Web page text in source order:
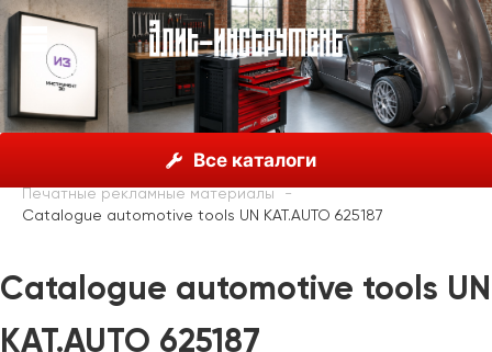
Все каталоги
Unior, Словения
Рекламные материалы
Печатные рекламные материалы
Catalogue automotive tools UN KAT.AUTO 625187
Catalogue automotive tools UN
KAT.AUTO 625187